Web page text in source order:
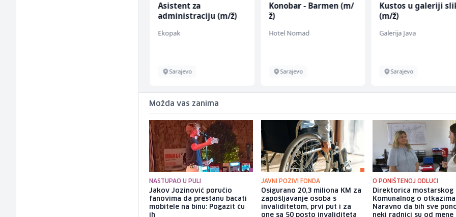
Asistent za
administraciju (m/ž)
Ekopak
Sarajevo
Konobar - Barmen (m/
ž)
Hotel Nomad
Sarajevo
Kustos u galeriji
(m/ž)
Galerija Java
Sarajevo
Možda vas zanima
NASTUPAO U PULI
Jakov Jozinović poručio
fanovima da prestanu bacati
mobitele na binu: Pogazit ću
ih
JAVNI POZIVI FONDA
Osigurano 20,3 miliona KM za
zapošljavanje osoba s
invaliditetom, prvi put i za
one sa 50 posto invaliditeta
O PONIŠTENOJ ODLUCI
Direktorica mostarskog
Komunalnog o
Naravno da bih sve
neki radnici su od mene